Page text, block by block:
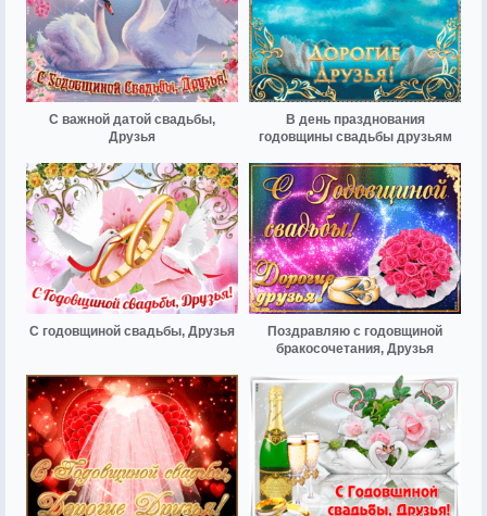
С важной датой свадьбы,
Друзья
В день празднования
годовщины свадьбы друзьям
С годовщиной свадьбы, Друзья
Поздравляю с годовщиной
бракосочетания, Друзья